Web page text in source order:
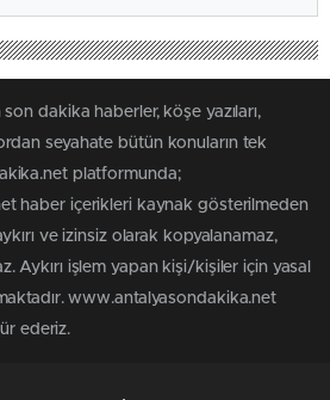
dakika haberler, köşe yazıları,
seyahate bütün konuların tek
platformunda;
haber içerikleri kaynak gösterilmeden
ve izinsiz olarak kopyalanamaz,
Aykırı işlem yapan kişi/kişiler için yasal
www.antalyasondakika.net
ederiz.